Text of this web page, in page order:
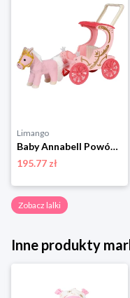
Limango
Baby Annabell Powóz "Baby Annabell - Little Sweet" dla lalek - 3+ rozmiar: onesize
195.77 zł
Zobacz lalki
Inne produkty